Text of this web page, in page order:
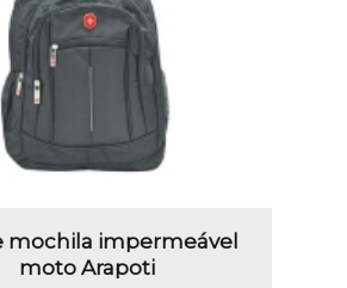
mochila impermeável
moto Arapoti